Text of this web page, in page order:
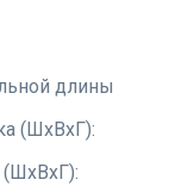
длины
(ШxВxГ):
(ШxВxГ):